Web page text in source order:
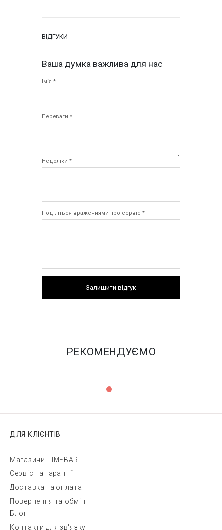
ВІДГУКИ
Ваша думка важлива для нас
Ім`я *
Переваги *
Недоліки *
Поділіться враженнями про сервіс *
Залишити відгук
РЕКОМЕНДУЄМО
ДЛЯ КЛІЄНТІВ
Магазини TIMEBAR
Сервіс та гарантії
Доставка та оплата
Повернення та обмін
Блог
Контакти для зв'язку